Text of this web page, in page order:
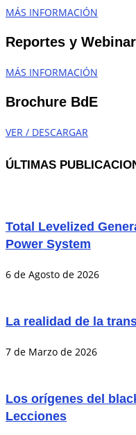
MÁS INFORMACIÓN
Reportes y
MÁS INFORMACIÓN
Brochure BdE
VER / DESCARGAR
ÚLTIMAS
Total Levelized
Power System
6 de Agosto de 2026
La realidad de la
7 de Marzo de 2026
Los orígenes del
Lecciones